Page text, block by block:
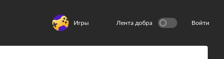
Игры Лента добра Войти